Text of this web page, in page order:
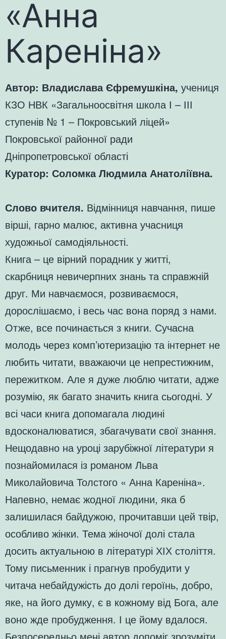
«Анна
Кареніна»
Автор: Владислава Єфремушкіна, учениця
КЗО НВК «Загальноосвітня школа І – ІІІ
ступенів № 1 – Покровський ліцей»
Покровської районної ради
Дніпропетровської області
Куратор: Соломка Людмила Анатоліївна.
Слово вчителя. Відмінниця навчання, пише
вірші, гарно малює, активна учасниця
художньої самодіяльності.
Книга – це вірний порадник у житті,
скарбниця невичерпних знань та справжній
друг. Ми навчаємося, розвиваємося,
дорослішаємо, і весь час вона поряд з нами.
Отже, все починається з книги. Сучасна
молодь через комп’ютеризацію та інтернет не
любить читати, вважаючи це непрестижним,
пережитком. Але я дуже люблю читати, адже
розумію, як багато значить книга сьогодні. У
всі часи книга допомагала людині
вдосконалюватися, збагачувати свої знання.
Нещодавно на уроці зарубіжної літератури я
познайомилася із романом Льва
Миколайовича Толстого « Анна Кареніна».
Напевно, немає жодної людини, яка б
залишилася байдужою, прочитавши цей твір,
особливо жінки. Тема жіночої долі стала
досить актуальною в літературі ХІХ століття.
Тому письменник і прагнув пробудити у
читача небайдужість до долі героїнь, добро,
яке, на його думку, є в кожному від Бога, але
воно жде пробудження. І це йому вдалося.